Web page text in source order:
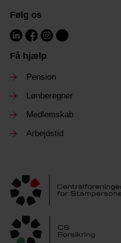
Følg os
Få hjælp
Pension
Lønberegner
Medlemskab
Arbejdstid